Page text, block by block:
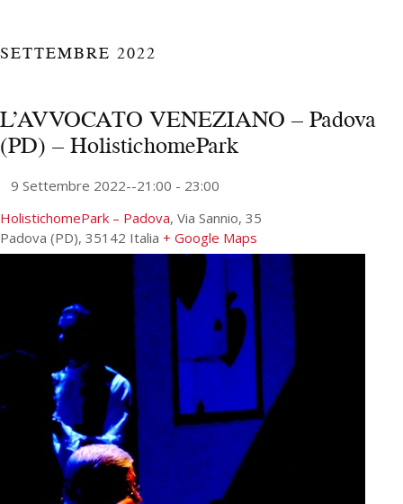
SETTEMBRE 2022
L’AVVOCATO VENEZIANO – Padova
(PD) – HolistichomePark
9 Settembre 2022--21:00 - 23:00
HolistichomePark – Padova, Via Sannio, 35
Padova (PD), 35142 Italia + Google Maps